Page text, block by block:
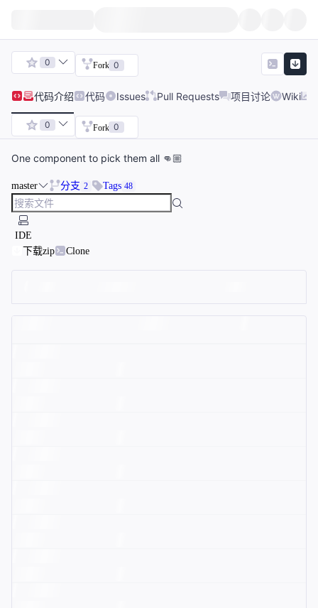
0 Fork 0
代码介绍 代码 Issues Pull Requests 项目讨论 Wiki
0 Fork 0
One component to pick them all 👊🏼
master 分支 2 Tags 48
IDE
下载zip
Clone